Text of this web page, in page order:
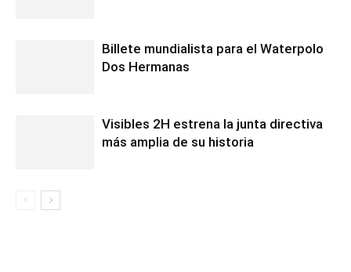
Billete mundialista para el Waterpolo
Dos Hermanas
Visibles 2H estrena la junta directiva
más amplia de su historia